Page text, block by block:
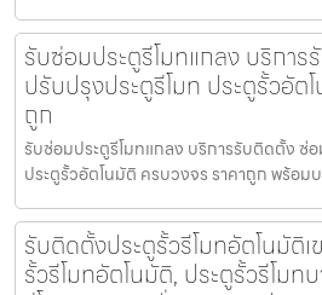
รับซ่อมประตูรีโมทแกลง บริกา
ปรับปรุงประตูรีโมท ประตูรั้วอัต
ถูก
รับซ่อมประตูรีโมทแกลง บริการรับติดตั้ง ซ่
ประตูรั้วอัตโนมัติ ครบวงจร ราคาถูก พร้อม
รับติดตั้งประตูรั้วรีโมทอัตโนมัติ
รั้วรีโมทอัตโนมัติ, ประตูรั้วรีโมท